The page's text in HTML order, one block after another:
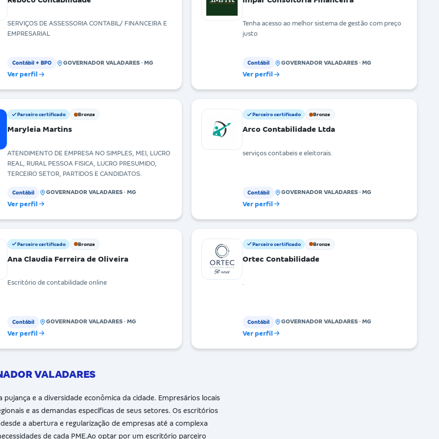
SERVIÇOS DE ASSESSORIA CONTABIL/ FINANCEIRA E
EMPRESARIAL
Contábil + BPO GOVERNADOR VALADARES · MG
Ver perfil
Tenha acesso ao melhor sistema de gestão com preço
justo
Contábil GOVERNADOR VALADARES · MG
Ver perfil
Parceiro certificado Bronze
Maryleia Martins
ATENDIMENTO DE EMPRESA NO SIMPLES, MEI, LUCRO
REAL, RURAL PESSOA FISICA, LUCRO PRESUMIDO,
TERCEIRO SETOR, PARTIDOS E CANDIDATOS.
Contábil GOVERNADOR VALADARES · MG
Ver perfil
Parceiro certificado Bronze
Arco Contabilidade Ltda
serviços contabeis e eleitorais.
Contábil GOVERNADOR VALADARES · MG
Ver perfil
Parceiro certificado Bronze
Ana Claudia Ferreira de Oliveira
Escritório de contabilidade online
Contábil GOVERNADOR VALADARES · MG
Ver perfil
Parceiro certificado Bronze
Ortec Contabilidade
Contábil GOVERNADOR VALADARES · MG
Ver perfil
VALADARES
e a diversidade econômica da cidade. Empresários locais
e as demandas específicas de seus setores. Os escritórios
a abertura e regularização de empresas até a complexa
de cada PME.Ao optar por um escritório parceiro